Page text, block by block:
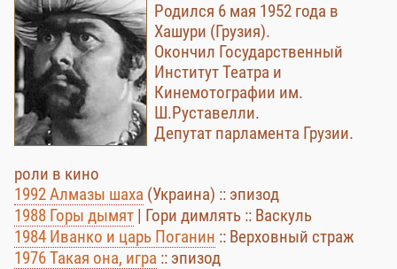
Родился 6 мая 1952 года в
Хашури (Грузия).
Окончил Государственный
Институт Театра и
Кинемотографии им.
Ш.Руставелли.
Депутат парламента Грузии.
роли в кино
1992 Алмазы шаха (Украина) :: эпизод
1988 Горы дымят | Гори димлять :: Васкуль
1984 Иванко и царь Поганин :: Верховный страж
1976 Такая она, игра :: эпизод